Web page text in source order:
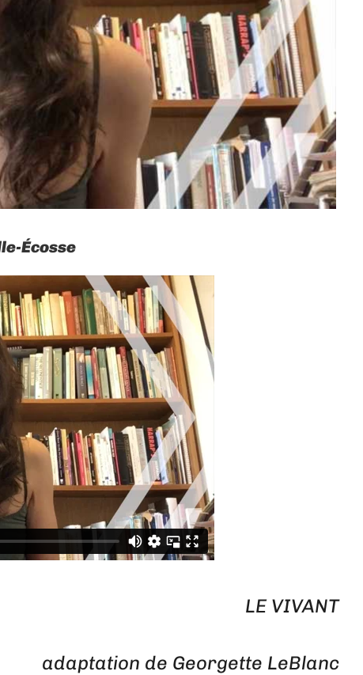
Écosse
LE VIVANT
adaptation de Georgette LeBlanc